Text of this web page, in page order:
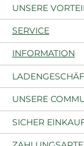
UNSERE
SERVICE
INFORMATION
UNSERE
SICHER